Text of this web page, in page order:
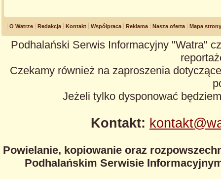
O Watrze Redakcja Kontakt Współpraca Reklama Nasza oferta Mapa strony
Podhalański Serwis Informacyjny "Watra"
Czekamy również na zaproszenia
Jeżeli tylko dysponować
Kontakt:
Powielanie, kopiowanie oraz
Podhalańskim Serwisie